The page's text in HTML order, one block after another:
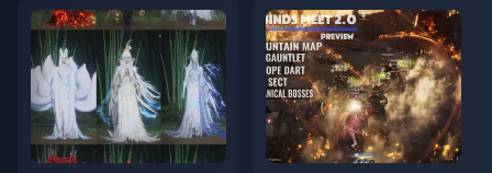
aik & Tambah Nilai Selamat